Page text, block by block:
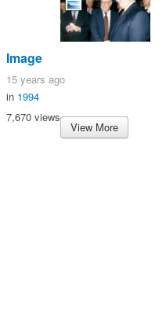
Image
15 years ago
in 1994
7,670 views
View More